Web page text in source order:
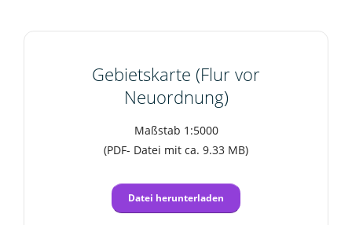
Gebietskarte (Flur vor
Neuordnung)
Maßstab 1:5000
(PDF- Datei mit ca. 9.33 MB)
Datei herunterladen